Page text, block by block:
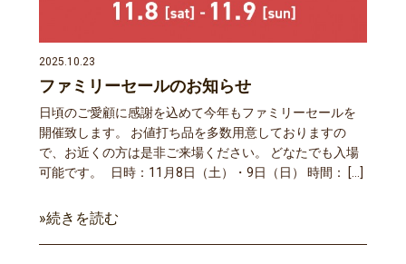
2025.10.23
ファミリーセールのお知らせ
日頃のご愛顧に感謝を込めて今年もファミリーセールを
開催致します。 お値打ち品を多数用意しておりますの
で、お近くの方は是非ご来場ください。 どなたでも入場
可能です。 日時：11月8日（土）・9日（日） 時間： […]
»続きを読む